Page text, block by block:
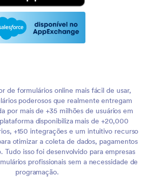
de formulários online mais fácil de usar,
poderosos que realmente entregam
por mais de +35 milhões de usuários em
disponibiliza mais de +20,000
+150 integrações e um intuitivo recurso
otimizar a coleta de dados, pagamentos
Tudo isso foi desenvolvido para empresas
profissionais sem a necessidade de
programação.